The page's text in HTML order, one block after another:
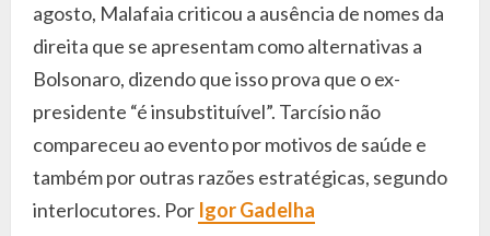
agosto, Malafaia criticou a ausência de nomes da
direita que se apresentam como alternativas a
Bolsonaro, dizendo que isso prova que o ex-
presidente “é insubstituível”. Tarcísio não
compareceu ao evento por motivos de saúde e
também por outras razões estratégicas, segundo
interlocutores. Por Igor Gadelha